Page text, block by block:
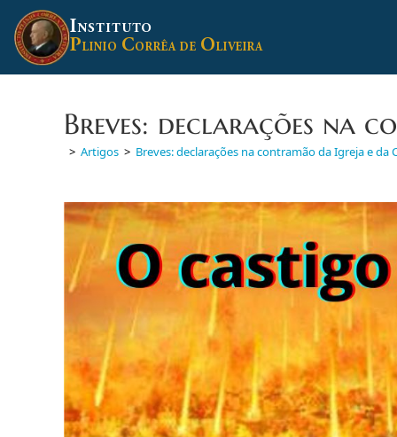
para
conteúdo
INSTITUTO
PLINIO CORRÊA DE OLIVEIRA
Breves: declarações na
> Artigos > Breves: declarações na contramão da Igreja e da